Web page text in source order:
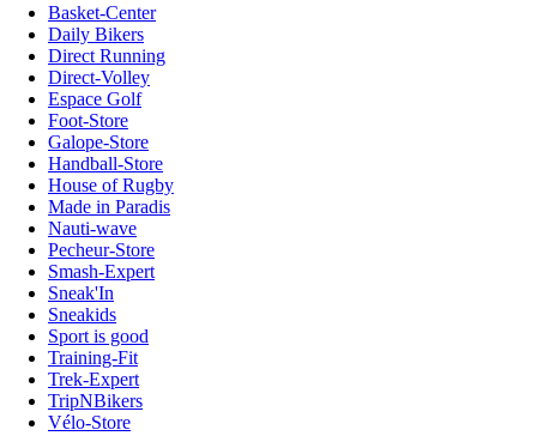
Basket-Center
Daily Bikers
Direct Running
Direct-Volley
Espace Golf
Foot-Store
Galope-Store
Handball-Store
House of Rugby
Made in Paradis
Nauti-wave
Pecheur-Store
Smash-Expert
Sneak'In
Sneakids
Sport is good
Training-Fit
Trek-Expert
TripNBikers
Vélo-Store